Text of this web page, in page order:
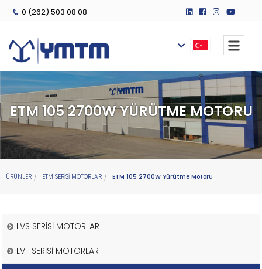
0 (262) 503 08 08
ETM 105 2700W YÜRÜTME MOTORU
ÜRÜNLER ETM SERİSİ MOTORLAR ETM 105 2700W Yürütme Motoru
LVS SERİSİ MOTORLAR
LVT SERİSİ MOTORLAR